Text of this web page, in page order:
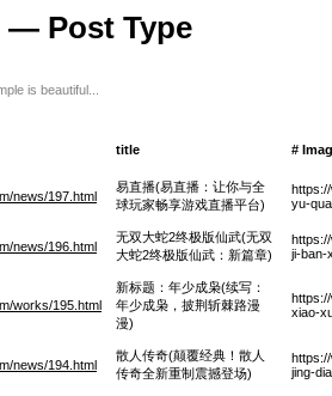
— Post Type
is beautiful...
title #
news/197.html
易直播(易直播：让你与全
球玩家畅享游戏直播平台)
yu-
news/196.html
无双大蛇2终极版仙武(无双
大蛇2终极版仙武：新篇章)
ji-ban-
works/195.html
新标题：年少成枭(续写：
年少成枭，披荆斩棘路漫
漫)
xiao-
news/194.html
散人传奇(颠覆经典！散人
传奇全新重制震撼登场)
jing-